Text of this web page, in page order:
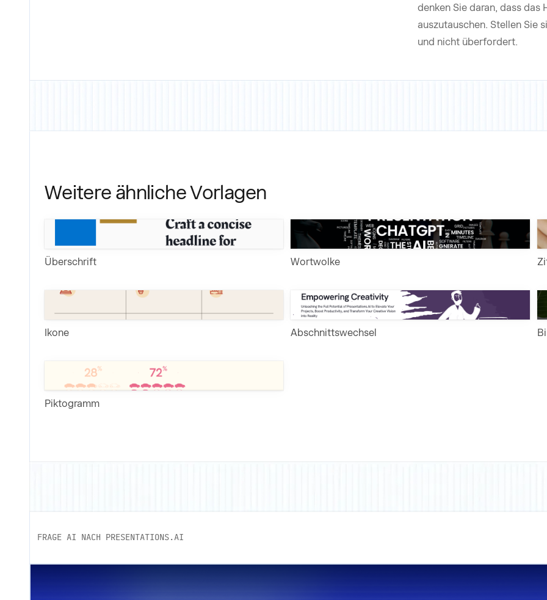
denken Sie daran, dass
auszutauschen. Stellen Sie
und nicht überfordert.
Weitere ähnliche Vorlagen
Überschrift Wortwolke
Ikone Abschnittswechsel
Piktogramm
FRAGE AI NACH PRESENTATIONS.AI